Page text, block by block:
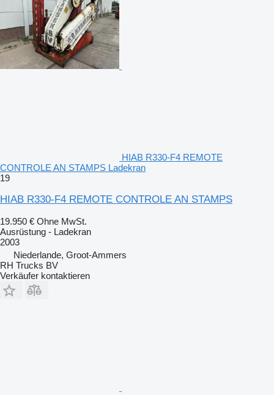
HIAB R330-F4 REMOTE
CONTROLE AN STAMPS Ladekran
19
HIAB R330-F4 REMOTE CONTROLE AN STAMPS
19.950 € Ohne MwSt.
Ausrüstung - Ladekran
2003
Niederlande, Groot-Ammers
RH Trucks BV
Verkäufer kontaktieren